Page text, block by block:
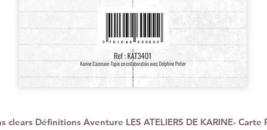
Schnellansicht
clears Définitions Aventure LES ATELIERS DE KARINE- Carte